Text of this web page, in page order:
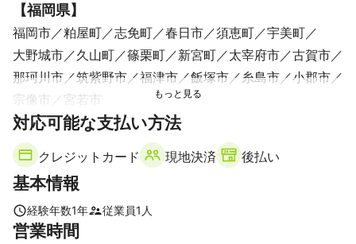
【福岡県】
福岡市 粕屋町 志免町 春日市 須恵町
宇美町
大野城市
久山町 篠栗町 新宮町 太宰府市
古賀市
那珂川市
筑紫野市 福津市 飯塚市 糸島市
小郡市
宗像市
宮若市
【佐賀県】
基山町
対応可能な支払い方法
クレジットカード 現地決済 後払い
基本情報
経験年数1年 従業員1 人
営業時間